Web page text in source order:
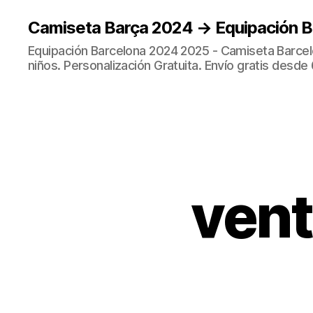
Camiseta Barça 2024 → Equipación
Equipación Barcelona 2024 2025 - Camiseta
niños. Personalización Gratuita. Envío gratis desde